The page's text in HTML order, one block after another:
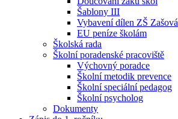
Šablony III
Vybavení dílen ZŠ Zašová
EU peníze školám
Školská rada
Školní poradenské pracoviště
Výchovný poradce
Školní metodik prevence
Školní speciální pedagog
Školní psycholog
Dokumenty